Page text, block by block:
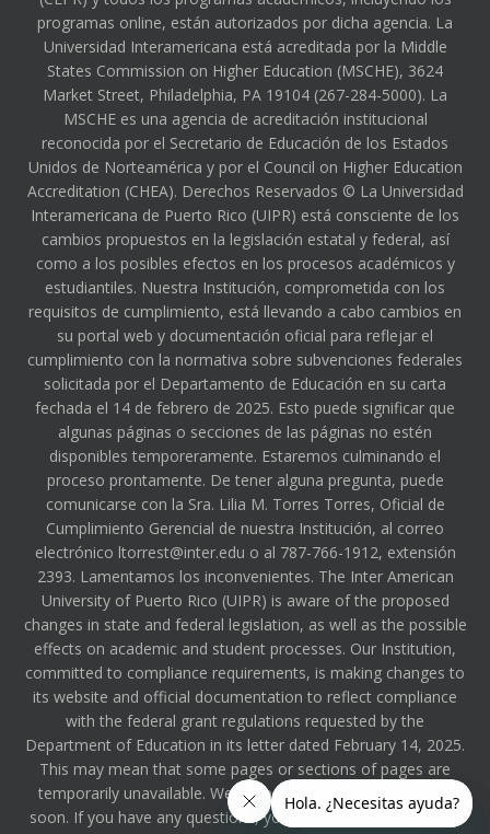
programas online, están autorizados por dicha agencia. La
Universidad Interamericana está acreditada por la Middle
States Commission on Higher Education (MSCHE), 3624
Market Street, Philadelphia, PA 19104 (267-284-5000). La
MSCHE es una agencia de acreditación institucional
reconocida por el Secretario de Educación de los Estados
Unidos de Norteamérica y por el Council on Higher Education
Accreditation (CHEA). Derechos Reservados © La Universidad
Interamericana de Puerto Rico (UIPR) está consciente de los
cambios propuestos en la legislación estatal y federal, así
como a los posibles efectos en los procesos académicos y
estudiantiles. Nuestra Institución, comprometida con los
requisitos de cumplimiento, está llevando a cabo cambios en
su portal web y documentación oficial para reflejar el
cumplimiento con la normativa sobre subvenciones federales
solicitada por el Departamento de Educación en su carta
fechada el 14 de febrero de 2025. Esto puede significar que
algunas páginas o secciones de las páginas no estén
disponibles temporeramente. Estaremos culminando el
proceso prontamente. De tener alguna pregunta, puede
comunicarse con la Sra. Lilia M. Torres Torres, Oficial de
Cumplimiento Gerencial de nuestra Institución, al correo
electrónico ltorrest@inter.edu o al 787-766-1912, extensión
2393. Lamentamos los inconvenientes. The Inter American
University of Puerto Rico (UIPR) is aware of the proposed
changes in state and federal legislation, as well as the possible
effects on academic and student processes. Our Institution,
committed to compliance requirements, is making changes to
its website and official documentation to reflect compliance
with the federal grant regulations requested by the
Department of Education in its letter dated February 14, 2025.
This may mean that some pages or sections of pages are
temporarily unavailable. We will be completing the process
soon. If you have any questions, you can contact Ms. Lilia M.